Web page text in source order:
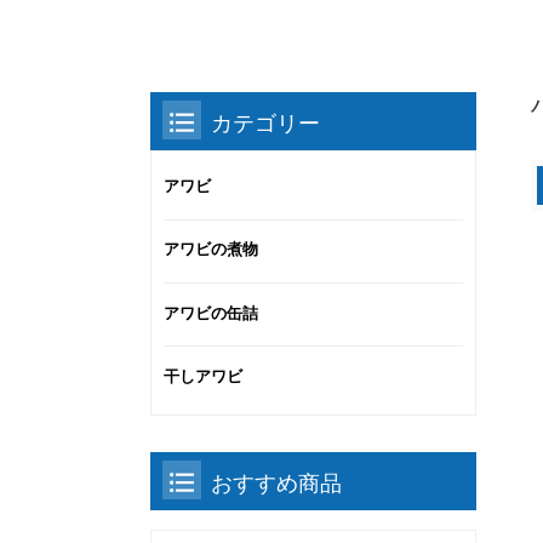
カテゴリー
アワビ
アワビの煮物
アワビの缶詰
干しアワビ
おすすめ商品